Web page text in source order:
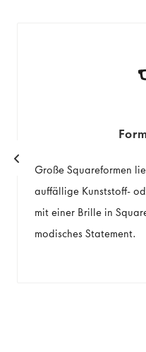
Große Squareformen
auffällige Kunststoff-
mit einer Brille in
modisches Statement.